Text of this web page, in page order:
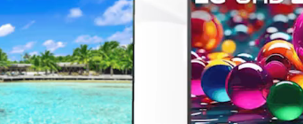
Ashley -
Матрассны углаа
/KING/ M00404W2
Матрас
98,000₮
Матрасны углаа
BYS 160x200
Матрас